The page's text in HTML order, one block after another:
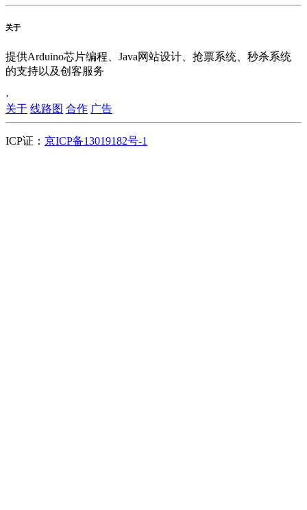
关于
提供Arduino芯片编程、Java网站设计、抢票系统、秒杀系统
的支持以及创客服务
·
关于 线路图 合作 广告
ICP证： 京ICP备13019182号-1